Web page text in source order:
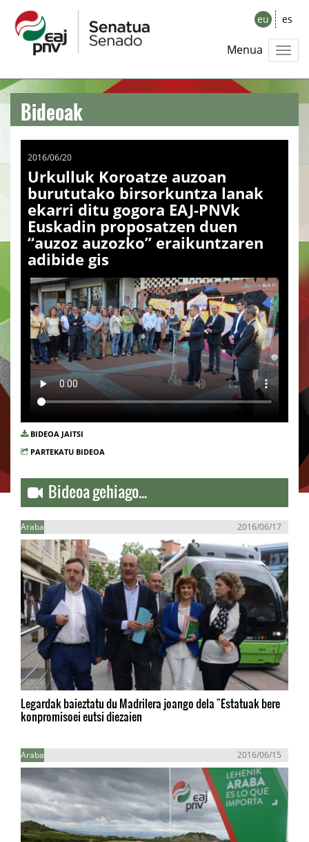
eu es
Menua
Bideoak
2016/06/20
Urkulluk Koroatze auzoan
burututako birsorkuntza lanak
ekarri ditu gogora EAJ-PNVk
Euskadin proposatzen duen
“auzoz auzozko” eraikuntzaren
adibide gis
BIDEOA JAITSI
PARTEKATU BIDEOA
Bideoa gehiago...
Araba 2016/06/17
Legardak baieztatu du Madrilera joango dela "Estatuak bere
konpromisoei eutsi diezaien
Araba 2016/06/15